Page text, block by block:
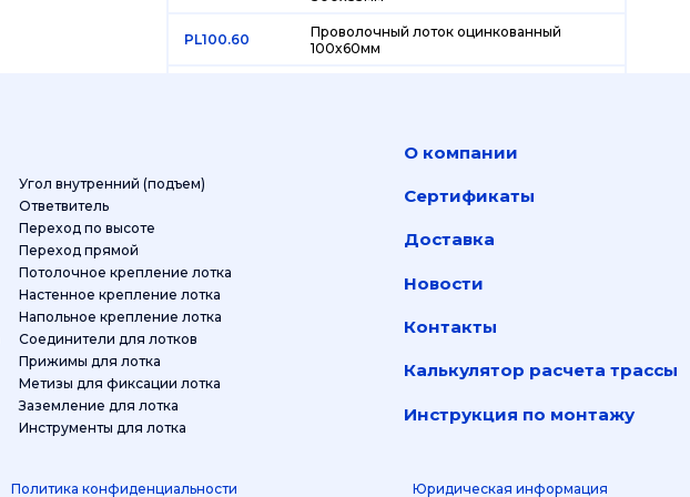
PL100.60
Проволочный лоток оцинкованный
100х60мм
PL400.60
Проволочный лоток оцинкованный
Проволочный лоток оцинкованный
PLH60.60
Проволочный лоток из нержавеющей
стали 100х60мм
Угол внутренний (подъем)
Ответвитель
Переход по высоте
Переход прямой
Потолочное крепление лотка
Настенное крепление лотка
Напольное крепление лотка
Соединители для лотков
Прижимы для лотка
Метизы для фиксации лотка
Заземление для лотка
Инструменты для лотка
О компании
Сертификаты
Доставка
Новости
Контакты
Калькулятор расчета трассы
Инструкция по монтажу
Политика конфиденциальности Юридическая информация